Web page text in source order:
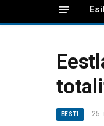
EESTI 25.